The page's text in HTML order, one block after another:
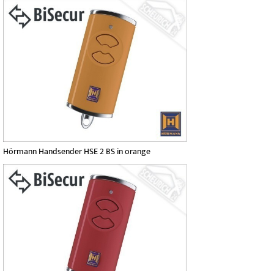
Hörmann Handsender HSE 2 BS in orange